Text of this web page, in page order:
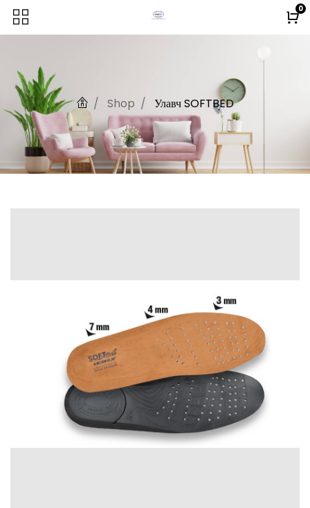
0
Shop Улавч SOFTBED